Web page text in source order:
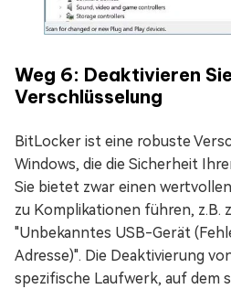
Weg 6: Deaktivieren
Verschlüsselung
BitLocker ist eine robuste
Windows, die die Sicherheit
Sie bietet zwar einen
zu Komplikationen führen, z.B.
"Unbekanntes USB-Gerät
Adresse)". Die Deaktivierung
spezifische Laufwerk, auf dem